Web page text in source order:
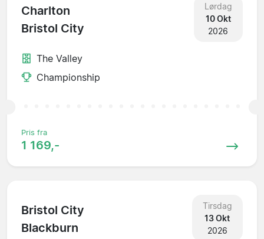
Charlton
Bristol City
Lørdag
10 Okt
2026
The Valley
Championship
Pris fra
1 169,-
Bristol City
Blackburn
Tirsdag
13 Okt
2026